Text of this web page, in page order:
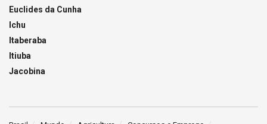
Euclides da Cunha
Ichu
Itaberaba
Itiuba
Jacobina